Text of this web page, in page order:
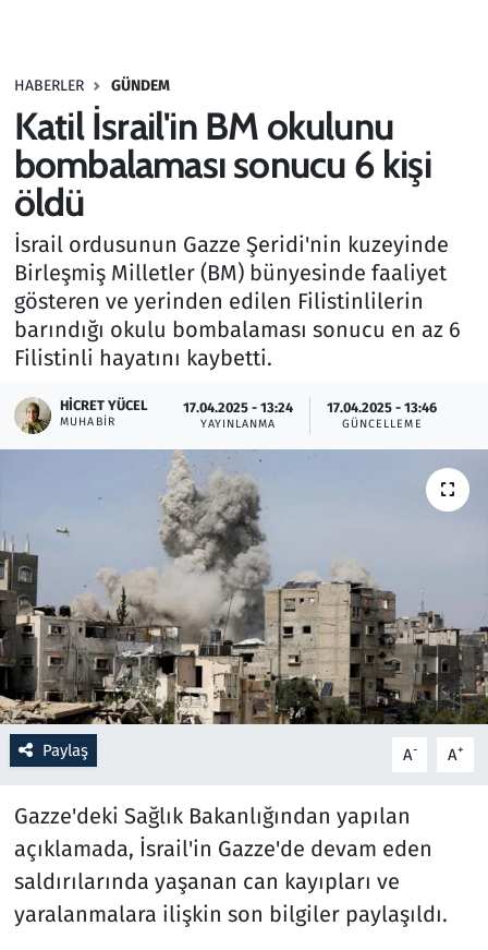
HABERLER GÜNDEM
Katil İsrail'in BM okulunu
bombalaması sonucu 6 kişi
öldü
İsrail ordusunun Gazze Şeridi'nin kuzeyinde
Birleşmiş Milletler (BM) bünyesinde faaliyet
gösteren ve yerinden edilen Filistinlilerin
barındığı okulu bombalaması sonucu en az 6
Filistinli hayatını kaybetti.
HICRET YÜCEL
MUHABIR
17.04.2025 - 13:24
YAYINLANMA
17.04.2025 - 13:46
GÜNCELLEME
Paylaş A- A+
Gazze'deki Sağlık Bakanlığından yapılan
açıklamada, İsrail'in Gazze'de devam eden
saldırılarında yaşanan can kayıpları ve
yaralanmalara ilişkin son bilgiler paylaşıldı.
Haber
Kültür Sanat
Kurumsal Haberler
Lezzet Durağı
Memur ve Kamu
Otomobil
Oyun
Resmi İlanlar
Rüya Tabirleri
Sağlık
Savunma Sanayi
Seçim 2023
Spor
Teknoloji ve Bilim
Televizyon